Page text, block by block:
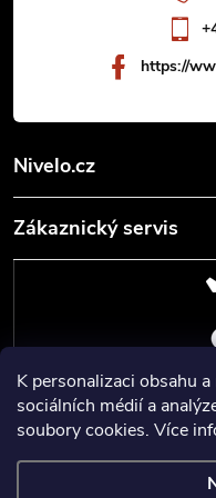
K personalizaci obsahu
sociálních médií a
soubory cookies. Více
Nivelo.cz
Zákaznický servis
https://
SERVIS,
Zajišťujeme servisní a